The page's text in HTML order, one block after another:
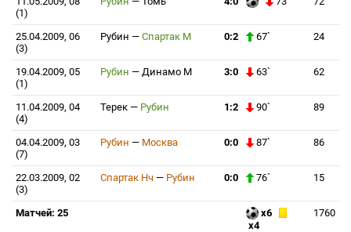
(1)
25.04.2009, 06
(3)
Рубин — Спартак М 0:2 67` 24
19.04.2009, 05
(1)
Рубин — Динамо М 3:0 63` 62
11.04.2009, 04
(4)
Терек — Рубин 1:2 90` 89
04.04.2009, 03
(7)
Рубин — Москва 0:0 87` 86
22.03.2009, 02
(3)
Спартак Нч — Рубин 0:0 76` 15
Матчей: 25
x6
x4
1760